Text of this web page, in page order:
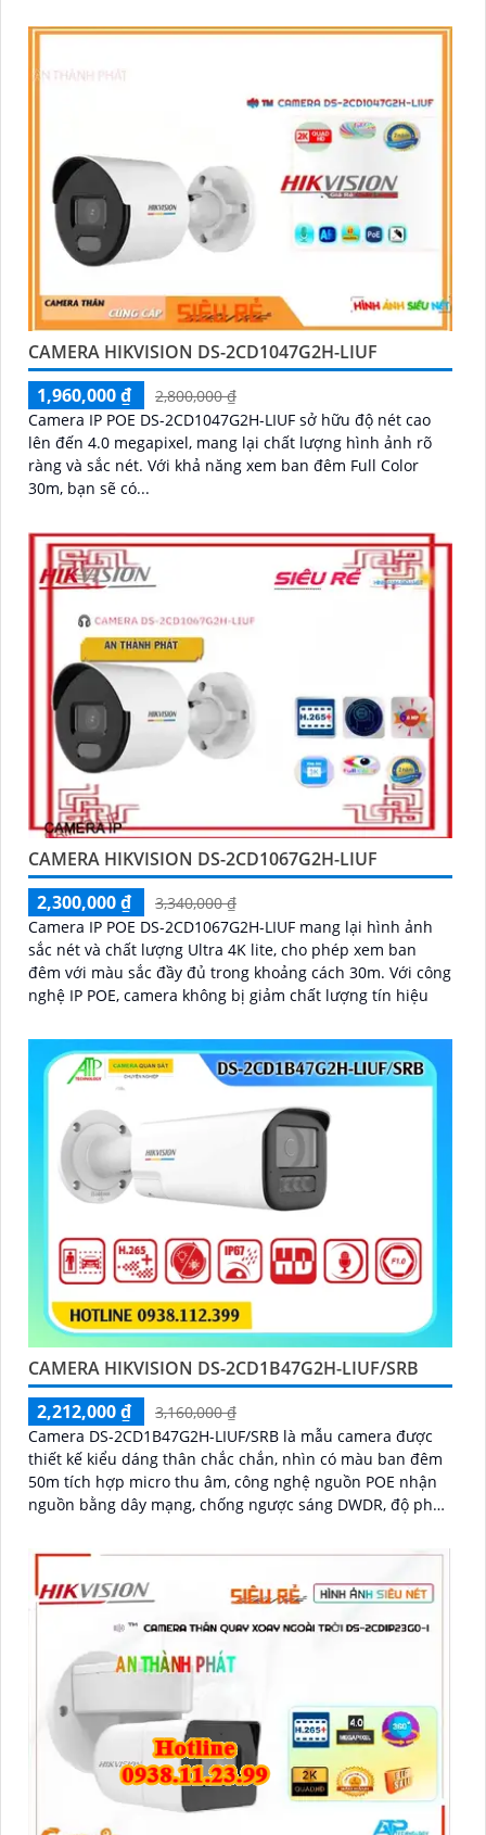
CAMERA HIKVISION DS-2CD1047G2H-LIUF
1,960,000 ₫
2,800,000 ₫
Camera IP POE DS-2CD1047G2H-LIUF sở hữu độ nét cao
lên đến 4.0 megapixel, mang lại chất lượng hình ảnh rõ
ràng và sắc nét. Với khả năng xem ban đêm Full Color
30m, bạn sẽ có...
CAMERA HIKVISION DS-2CD1067G2H-LIUF
2,300,000 ₫
3,340,000 ₫
Camera IP POE DS-2CD1067G2H-LIUF mang lại hình ảnh
sắc nét và chất lượng Ultra 4K lite, cho phép xem ban
đêm với màu sắc đầy đủ trong khoảng cách 30m. Với công
nghệ IP POE, camera không bị giảm chất lượng tín hiệu
CAMERA HIKVISION DS-2CD1B47G2H-LIUF/SRB
2,212,000 ₫
3,160,000 ₫
Camera DS-2CD1B47G2H-LIUF/SRB là mẫu camera được
thiết kế kiểu dáng thân chắc chắn, nhìn có màu ban đêm
50m tích hợp micro thu âm, công nghệ nguồn POE nhận
nguồn bằng dây mạng, chống ngược sáng DWDR, độ phân